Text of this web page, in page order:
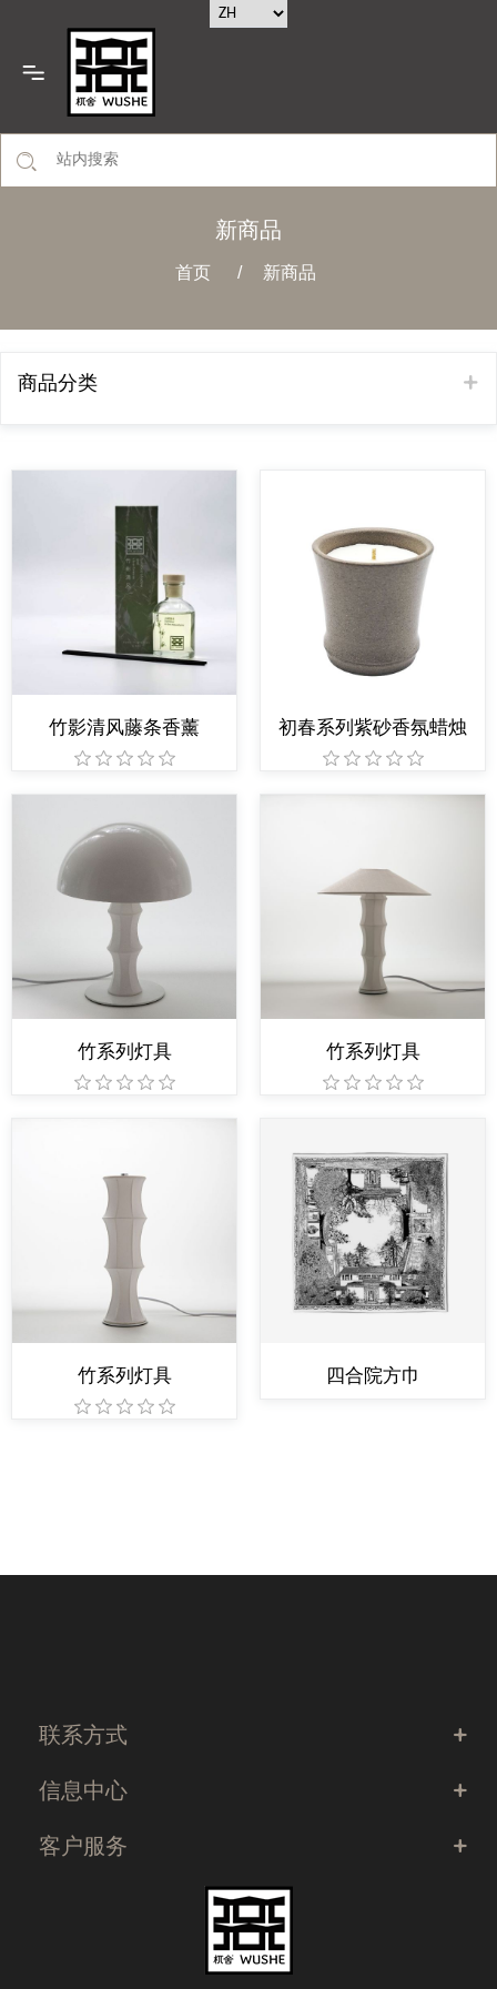
新商品
首页 / 新商品
商品分类
竹影清风藤条香薰 初春系列紫砂香氛蜡烛
竹系列灯具 竹系列灯具
竹系列灯具 四合院方巾
联系方式
信息中心
客户服务